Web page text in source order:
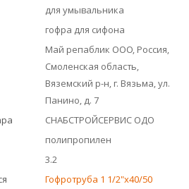
для умывальника
гофра для сифона
Май репаблик ООО, Россия,
Смоленская область,
Вяземский р-н, г. Вязьма, ул.
Панино, д. 7
СНАБСТРОЙСЕРВИС ОДО
полипропилен
3.2
Гофротруба 1 1/2"х40/50